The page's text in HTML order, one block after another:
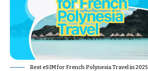
Best eSIM for French Polynesia Travel in 2025